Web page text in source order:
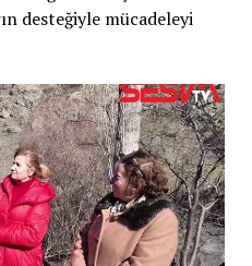
desteğiyle mücadeleyi